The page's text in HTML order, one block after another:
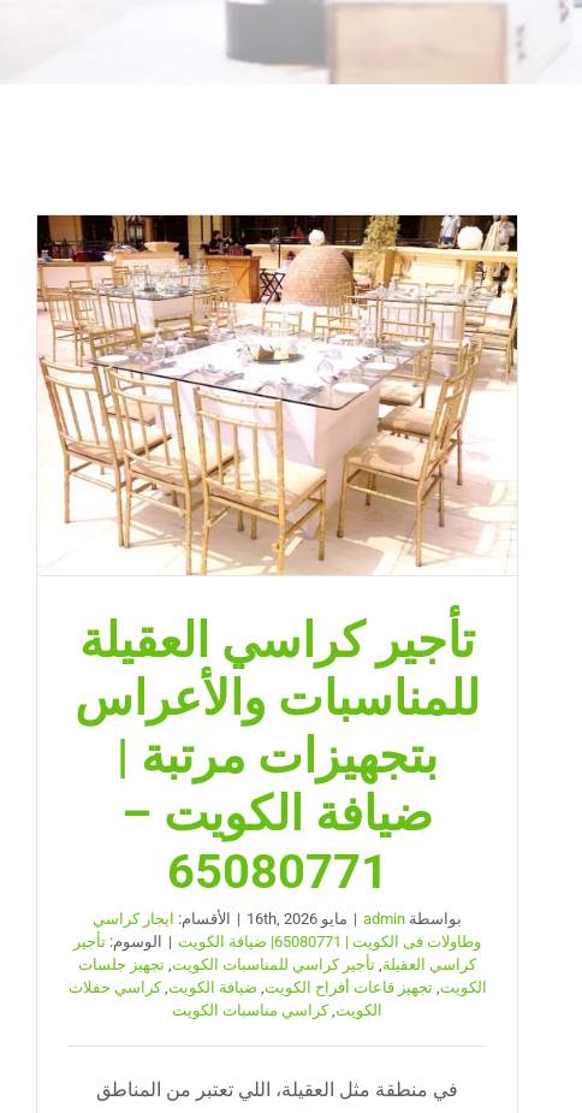
تأجير كراسي العقيلة
للمناسبات والأعراس
بتجهيزات مرتبة |
ضيافة الكويت –
65080771
بواسطة admin
| مايو 16th, 2026 | الأقسام: ايجار كراسي
وطاولات فى الكويت | 65080771| ضيافة الكويت
| الوسوم: تأجير
كراسي العقيلة, تأجير كراسي للمناسبات الكويت, تجهيز جلسات
الكويت,تجهيز قاعات أفراح الكويت, ضيافة الكويت,كراسي حفلات
الكويت,كراسي مناسبات الكويت
في منطقة مثل العقيلة، اللي تعتبر من المناطق